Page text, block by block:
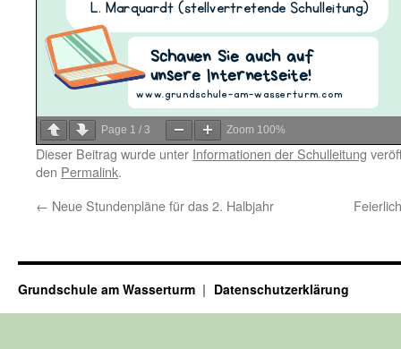
Page 1 / 3 Zoom 100%
Dieser Beitrag wurde unter Informationen der Schulleitung
den Permalink.
← Neue Stundenpläne für das 2. Halbjahr
Grundschule am Wasserturm Datenschutzerklärung